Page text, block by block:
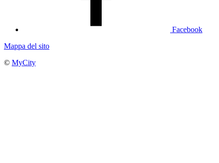
Facebook
Mappa del sito
© MyCity